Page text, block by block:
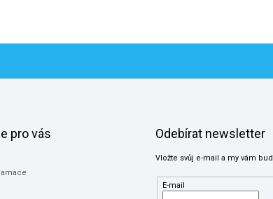
pro vás Odebírat newsletter
Vložte svůj e-mail a my vám
E-mail